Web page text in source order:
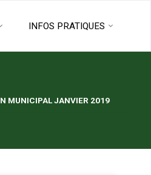
INFOS PRATIQUES
MUNICIPAL JANVIER 2019